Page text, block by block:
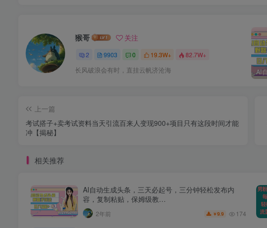
猴哥 关注
2 9903 0 19.3W+ 82.7W+
长风破浪会有时，直挂云帆济沧海
上一篇
考试搭子+卖考试资料当天引流百来人变现900+项目只有这段时间才能
冲【揭秘】
相关推荐
AI自动生成头条，三天必起号，三分钟轻松发布内
容，复制粘贴，保姆级教…
2年前 ￥9.9 174